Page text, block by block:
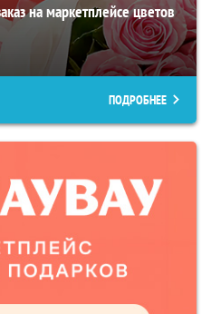
на маркетплейсе цветов
ПОДРОБНЕЕ